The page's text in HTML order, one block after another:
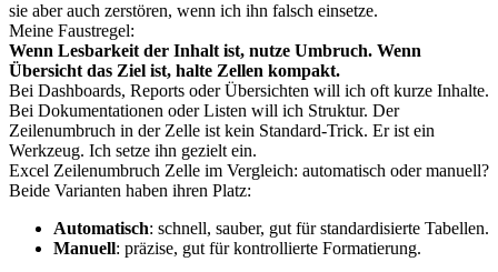
sie aber auch zerstören, wenn ich ihn falsch einsetze.
Meine Faustregel:
Wenn Lesbarkeit der Inhalt ist, nutze Umbruch. Wenn
Übersicht das Ziel ist, halte Zellen kompakt.
Bei Dashboards, Reports oder Übersichten will ich oft kurze Inhalte.
Bei Dokumentationen oder Listen will ich Struktur. Der
Zeilenumbruch in der Zelle ist kein Standard-Trick. Er ist ein
Werkzeug. Ich setze ihn gezielt ein.
Excel Zeilenumbruch Zelle im Vergleich: automatisch oder manuell?
Beide Varianten haben ihren Platz:
Automatisch: schnell, sauber, gut für standardisierte Tabellen.
Manuell: präzise, gut für kontrollierte Formatierung.